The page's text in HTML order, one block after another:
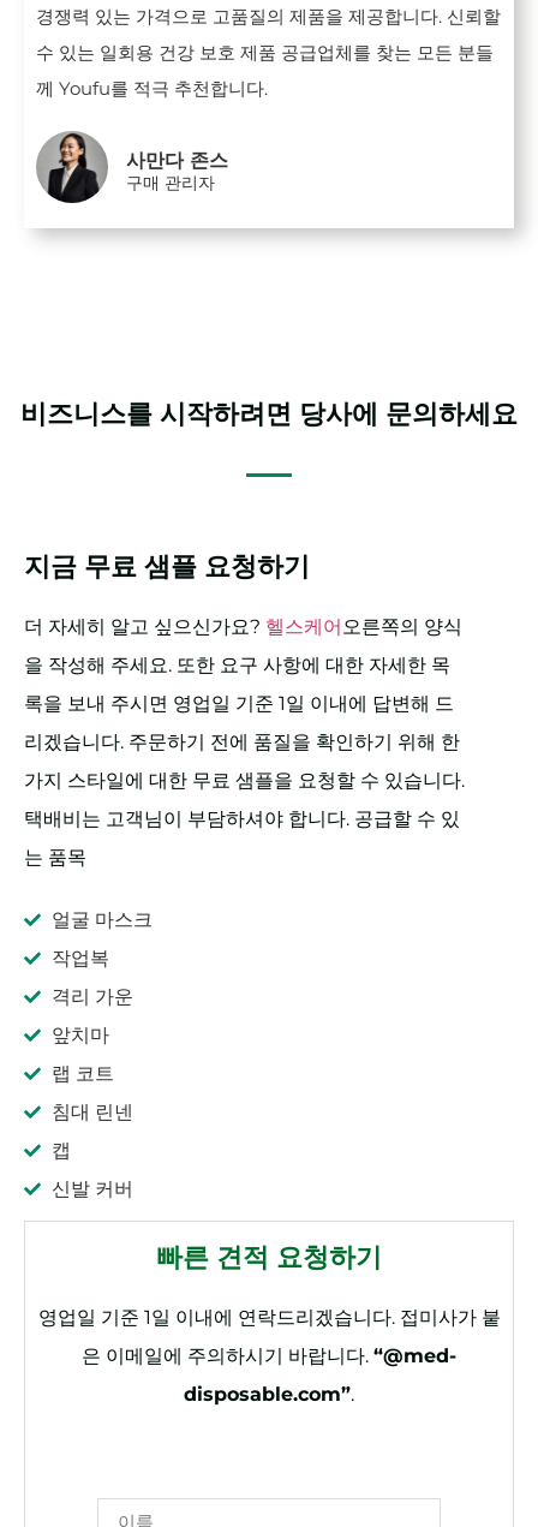
경쟁력 있는 가격으로 고품질의 제품을 제공합니다. 신뢰할
수 있는 일회용 건강 보호 제품 공급업체를 찾는 모든 분들
께 Youfu를 적극 추천합니다.
사만다 존스
구매 관리자
비즈니스를 시작하려면 당사에 문의하세요
지금 무료 샘플 요청하기
더 자세히 알고 싶으신가요? 헬스케어오른쪽의 양식
을 작성해 주세요. 또한 요구 사항에 대한 자세한 목
록을 보내 주시면 영업일 기준 1일 이내에 답변해 드
리겠습니다. 주문하기 전에 품질을 확인하기 위해 한
가지 스타일에 대한 무료 샘플을 요청할 수 있습니다.
택배비는 고객님이 부담하셔야 합니다. 공급할 수 있
는 품목
얼굴 마스크
작업복
격리 가운
앞치마
랩 코트
침대 린넨
캡
신발 커버
빠른 견적 요청하기
영업일 기준 1일 이내에 연락드리겠습니다. 접미사가 붙
은 이메일에 주의하시기 바랍니다. “@med-
disposable.com”.